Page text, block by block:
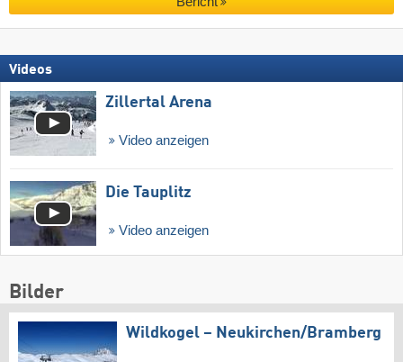
Videos
Zillertal Arena
Video anzeigen
Die Tauplitz
Video anzeigen
Bilder
Wildkogel – Neukirchen/​Bramberg